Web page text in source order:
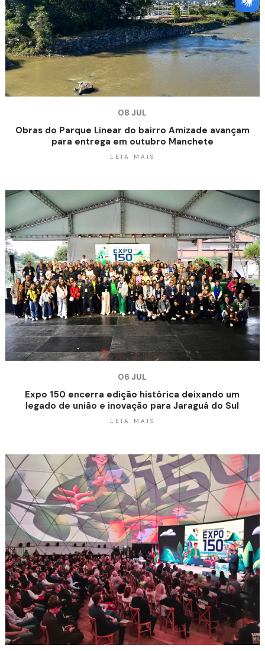
08 JUL
Obras do Parque Linear do bairro Amizade avançam
para entrega em outubro Manchete
LEIA MAIS
06 JUL
Expo 150 encerra edição histórica deixando um
legado de união e inovação para Jaraguá do Sul
LEIA MAIS